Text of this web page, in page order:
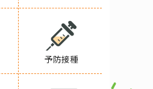
予防接種